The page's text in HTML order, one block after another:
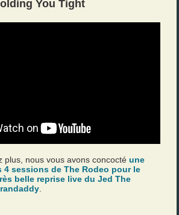
You Tight
plus, nous vous avons concoctéune
4 sessions de The Rodeo pour le
belle reprise live du Jed The